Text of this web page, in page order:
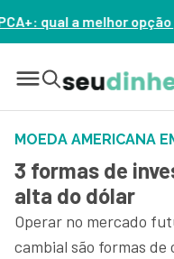
o seu dinheiro hoje? –
MOEDA AMERICANA
3 formas de
alta do dólar
Operar no mercado
cambial são formas de